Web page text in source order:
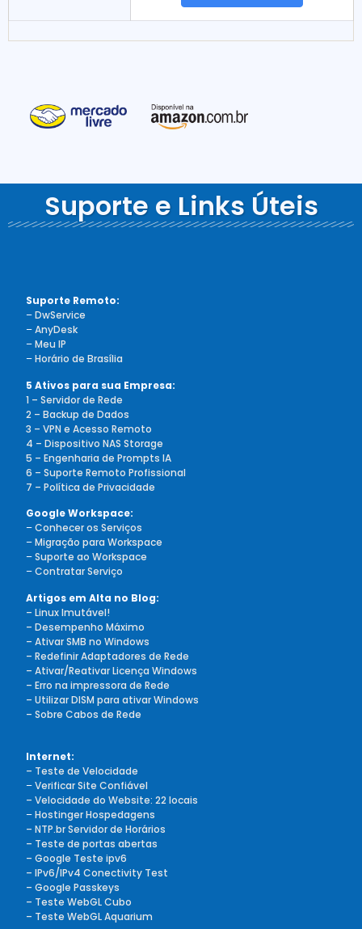
Suporte e Links Úteis
Suporte Remoto:
–DwService
–AnyDesk
–Meu IP
–Horário de Brasília
5 Ativos para sua Empresa:
1 – Servidor de Rede
2 – Backup de Dados
3 – VPN e Acesso Remoto
4 – Dispositivo NAS Storage
5 – Engenharia de Prompts IA
6 – Suporte Remoto Profissional
7 – Política de Privacidade
Google Workspace:
–Conhecer os Serviços
–Migração para Workspace
–Suporte ao Workspace
–Contratar Serviço
Artigos em Alta no Blog:
– Linux Imutável!
– Desempenho Máximo
– Ativar SMB no Windows
– Redefinir Adaptadores de Rede
– Ativar/Reativar Licença Windows
– Erro na impressora de Rede
– Utilizar DISM para ativar Windows
– Sobre Cabos de Rede
Internet:
– Teste de Velocidade
–Verificar Site Confiável
– Velocidade do Website: 22 locais
–Hostinger Hospedagens
– NTP.br Servidor de Horários
– Teste de portas abertas
– Google Teste ipv6
– IPv6/IPv4 Conectivity Test
– Google Passkeys
– Teste WebGL Cubo
– Teste WebGL Aquarium